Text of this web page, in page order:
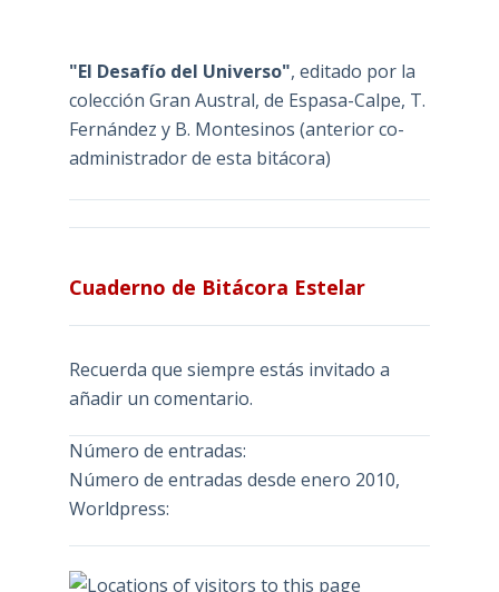
"El Desafío del Universo", editado por la
colección Gran Austral, de Espasa-Calpe, T.
Fernández y B. Montesinos (anterior co-
administrador de esta bitácora)
Cuaderno de Bitácora Estelar
Recuerda que siempre estás invitado a
añadir un comentario.
Número de entradas:
Número de entradas desde enero 2010,
Worldpress: